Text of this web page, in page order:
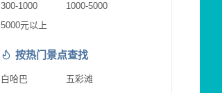
300-1000
1000-5000
5000元以上
按热门景点查找
白哈巴
五彩滩